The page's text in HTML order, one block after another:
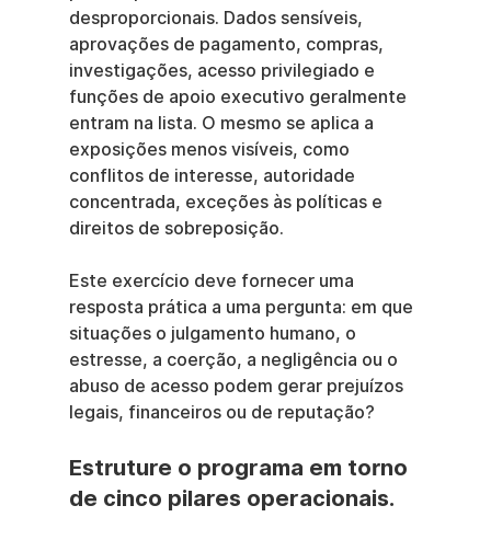
desproporcionais. Dados sensíveis,
aprovações de pagamento, compras,
investigações, acesso privilegiado e
funções de apoio executivo geralmente
entram na lista. O mesmo se aplica a
exposições menos visíveis, como
conflitos de interesse, autoridade
concentrada, exceções às políticas e
direitos de sobreposição.
Este exercício deve fornecer uma
resposta prática a uma pergunta: em que
situações o julgamento humano, o
estresse, a coerção, a negligência ou o
abuso de acesso podem gerar prejuízos
legais, financeiros ou de reputação?
Estruture o programa em torno
de cinco pilares operacionais.